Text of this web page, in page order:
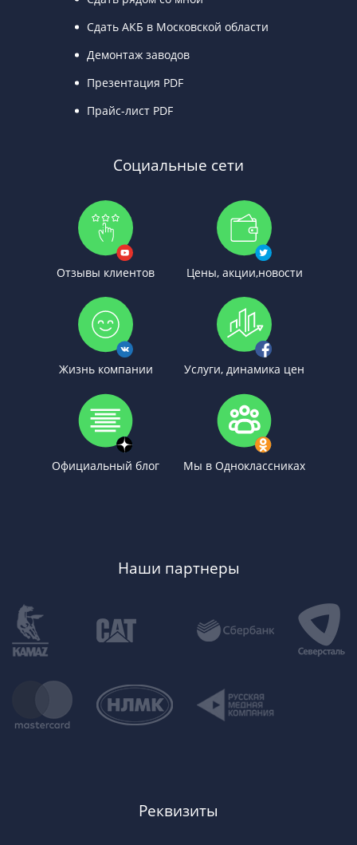
Сдать АКБ в Московской области
Демонтаж заводов
Презентация PDF
Прайс-лист PDF
Социальные сети
Отзывы клиентов Цены, акции,новости
Жизнь компании Услуги, динамика цен
Официальный блог Мы в Одноклассниках
Наши партнеры
Реквизиты